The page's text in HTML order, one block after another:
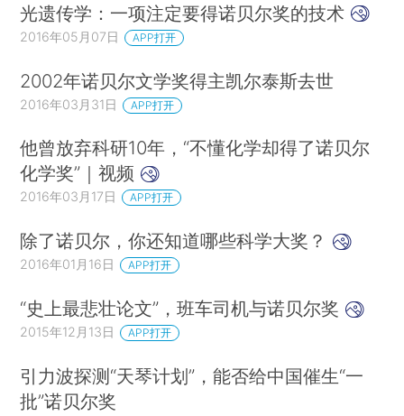
光遗传学：一项注定要得诺贝尔奖的技术
2016年05月07日 APP打开
2002年诺贝尔文学奖得主凯尔泰斯去世
2016年03月31日 APP打开
他曾放弃科研10年，“不懂化学却得了诺贝尔
化学奖”｜视频
2016年03月17日 APP打开
除了诺贝尔，你还知道哪些科学大奖？
2016年01月16日 APP打开
“史上最悲壮论文”，班车司机与诺贝尔奖
2015年12月13日 APP打开
引力波探测“天琴计划”，能否给中国催生“一
批”诺贝尔奖